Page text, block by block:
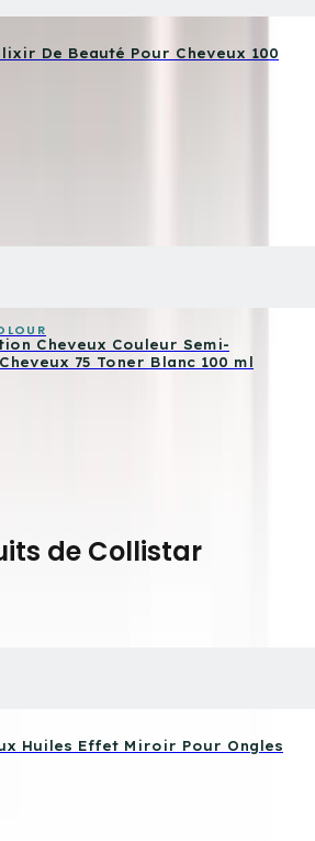
De Beauté Pour Cheveux 100
Cheveux Couleur Semi-
75 Toner Blanc 100 ml
de Collistar
Huiles Effet Miroir Pour Ongles